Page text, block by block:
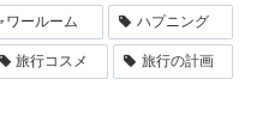
ワールーム ハプニング
旅行コスメ 旅行の計画